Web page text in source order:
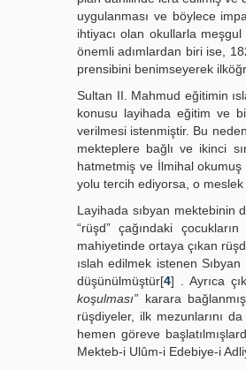
uygulanması ve böylece
ihtiyacı olan okullarla
önemli adımlardan biri ise,
prensibini benimseyerek
Sultan II. Mahmud eğitimin
konusu layihada eğitim ve
verilmesi istenmiştir. Bu
mekteplere bağlı ve ikinci
hatmetmiş ve İlmihal okumuş
yolu tercih ediyorsa, o
Layihada sıbyan mektebinin
“rüşd” çağındaki
mahiyetinde ortaya çıkan
ıslah edilmek istenen
düşünülmüştür[4] . Ayrıca
koşulması” karara
rüşdiyeler, ilk mezunlarını
hemen göreve
Mekteb-i Ulûm-i Edebiye-i